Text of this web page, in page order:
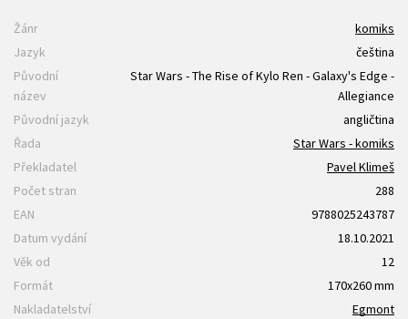
Žánr
komiks
Jazyk
čeština
Původní
název
Star Wars - The Rise of Kylo Ren - Galaxy's Edge -
Allegiance
Původní jazyk
angličtina
Řada
Star Wars - komiks
Překladatel
Pavel Klimeš
Počet stran
288
EAN
9788025243787
Datum vydání
18.10.2021
Věk od
12
Formát
170x260 mm
Nakladatelství
Egmont